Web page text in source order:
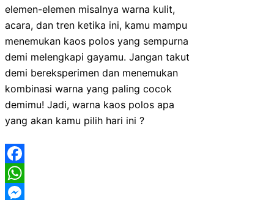
elemen-elemen misalnya warna kulit,
acara, dan tren ketika ini, kamu mampu
menemukan kaos polos yang sempurna
demi melengkapi gayamu. Jangan takut
demi bereksperimen dan menemukan
kombinasi warna yang paling cocok
demimu! Jadi, warna kaos polos apa
yang akan kamu pilih hari ini ?
Facebook
WhatsApp